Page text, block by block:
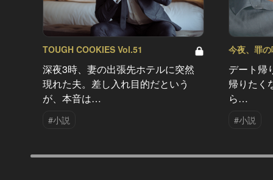
TOUGH COOKIES Vol.51
深夜3時、妻の出張先ホテルに突然
現れた夫。差し入れ目的だという
が、本音は…
#小説
今夜、罪
デート帰
帰りたく
ら…
#小説